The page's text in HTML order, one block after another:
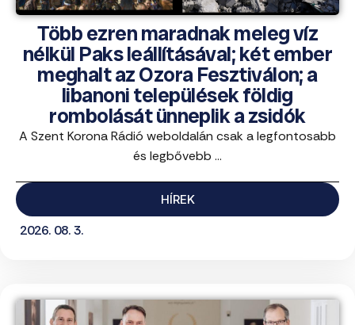
Több ezren maradnak meleg víz
nélkül Paks leállításával; két ember
meghalt az Ozora Fesztiválon; a
libanoni települések földig
rombolását ünneplik a zsidók
A Szent Korona Rádió weboldalán csak a legfontosabb
és legbővebb ...
HÍREK
2026. 08. 3.